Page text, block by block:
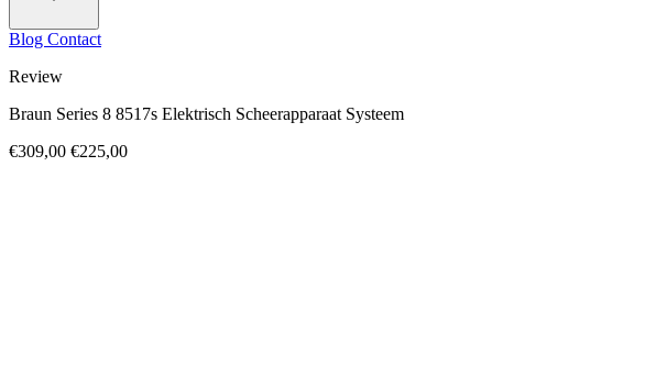
Blog Contact
Review
Braun Series 8 8517s Elektrisch Scheerapparaat Systeem
€309,00 €225,00